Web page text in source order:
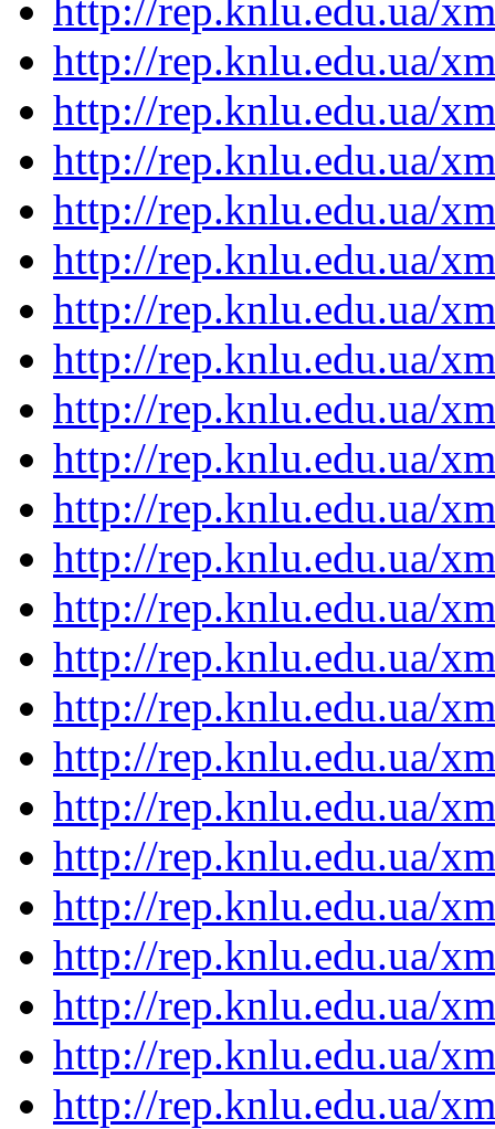
http://rep.knlu.edu.ua/
http://rep.knlu.edu.ua/
http://rep.knlu.edu.ua/
http://rep.knlu.edu.ua/
http://rep.knlu.edu.ua/
http://rep.knlu.edu.ua/
http://rep.knlu.edu.ua/
http://rep.knlu.edu.ua/
http://rep.knlu.edu.ua/
http://rep.knlu.edu.ua/
http://rep.knlu.edu.ua/
http://rep.knlu.edu.ua/
http://rep.knlu.edu.ua/
http://rep.knlu.edu.ua/
http://rep.knlu.edu.ua/
http://rep.knlu.edu.ua/
http://rep.knlu.edu.ua/
http://rep.knlu.edu.ua/
http://rep.knlu.edu.ua/
http://rep.knlu.edu.ua/
http://rep.knlu.edu.ua/
http://rep.knlu.edu.ua/
http://rep.knlu.edu.ua/